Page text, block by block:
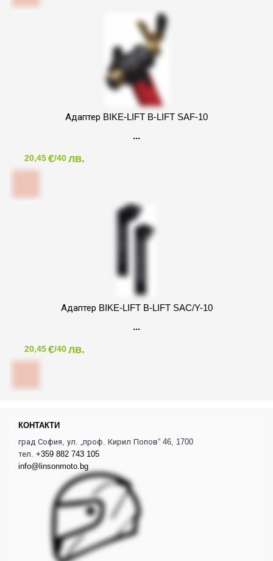
Адаптер BIKE-LIFT B-LIFT SAF-10
20,45€/40лв.
Адаптер BIKE-LIFT B-LIFT SAC/Y-10
20,45€/40лв.
КОНТАКТИ
град София, ул. „проф. Кирил Попов“ 46, 1700
тел. +359 882 743 105
info@linsonmoto.bg